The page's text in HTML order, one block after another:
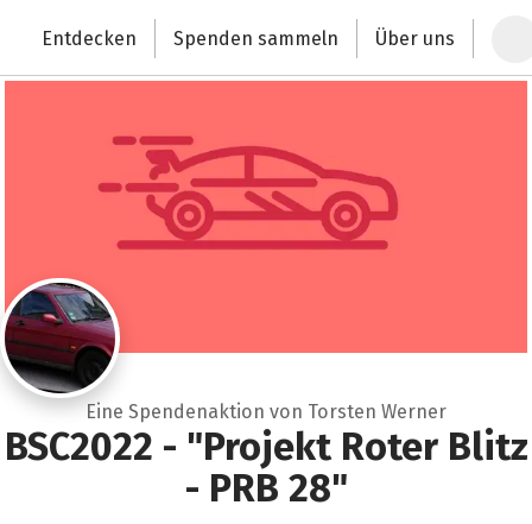
Deutschlands größte Spendenplattform
Entdecken Spenden sammeln Über uns
Eine Spendenaktion von Torsten Werner
BSC2022 - "Projekt Roter Blitz
- PRB 28"